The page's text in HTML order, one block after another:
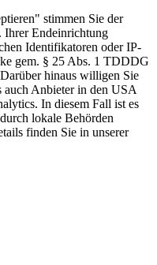
stimmen Sie der
Ihrer Endeinrichtung
Identifikatoren oder IP-
gem. § 25 Abs. 1 TDDDG
hinaus willigen Sie
Anbieter in den USA
In diesem Fall ist es
lokale Behörden
finden Sie in unserer